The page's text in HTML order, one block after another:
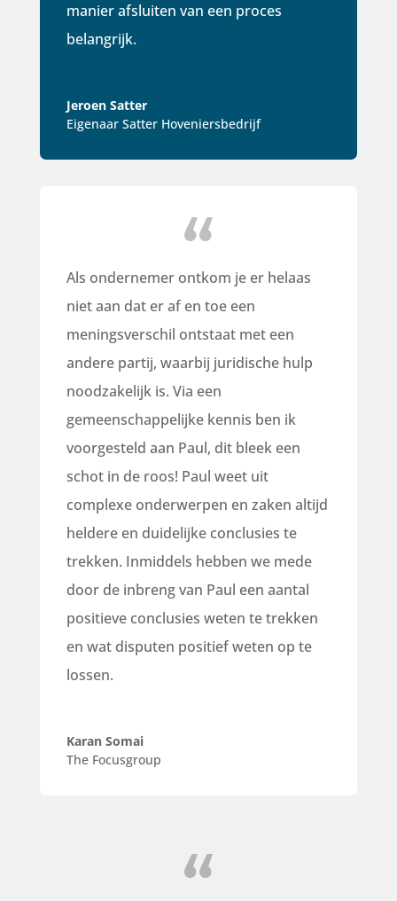
manier afsluiten van een proces
belangrijk.
Jeroen Satter
Eigenaar Satter Hoveniersbedrijf
Als ondernemer ontkom je er helaas
niet aan dat er af en toe een
meningsverschil ontstaat met een
andere partij, waarbij juridische hulp
noodzakelijk is. Via een
gemeenschappelijke kennis ben ik
voorgesteld aan Paul, dit bleek een
schot in de roos! Paul weet uit
complexe onderwerpen en zaken altijd
heldere en duidelijke conclusies te
trekken. Inmiddels hebben we mede
door de inbreng van Paul een aantal
positieve conclusies weten te trekken
en wat disputen positief weten op te
lossen.
Karan Somai
The Focusgroup